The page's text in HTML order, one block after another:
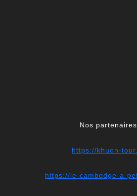
Nos
https://khuon-
https://le-cambodge-a-